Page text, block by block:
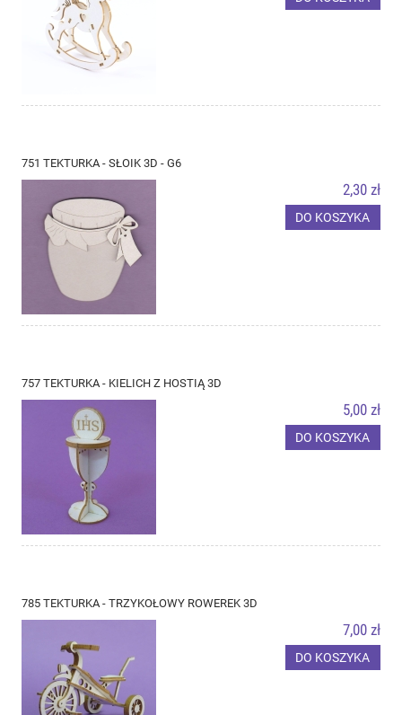
751 TEKTURKA - SŁOIK 3D - G6
2,30 zł
DO KOSZYKA
757 TEKTURKA - KIELICH Z HOSTIĄ 3D
5,00 zł
DO KOSZYKA
785 TEKTURKA - TRZYKOŁOWY ROWEREK 3D
7,00 zł
DO KOSZYKA